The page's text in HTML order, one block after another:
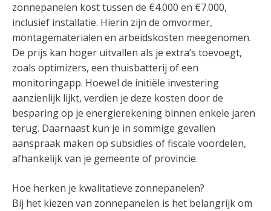
zonnepanelen kost tussen de €4.000 en €7.000,
inclusief installatie. Hierin zijn de omvormer,
montagematerialen en arbeidskosten meegenomen.
De prijs kan hoger uitvallen als je extra’s toevoegt,
zoals optimizers, een thuisbatterij of een
monitoringapp. Hoewel de initiële investering
aanzienlijk lijkt, verdien je deze kosten door de
besparing op je energierekening binnen enkele jaren
terug. Daarnaast kun je in sommige gevallen
aanspraak maken op subsidies of fiscale voordelen,
afhankelijk van je gemeente of provincie.
Hoe herken je kwalitatieve zonnepanelen?
Bij het kiezen van zonnepanelen is het belangrijk om